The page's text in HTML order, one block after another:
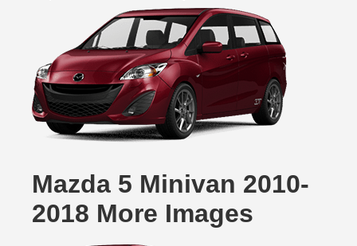
Mazda 5 Minivan 2010-
2018 More Images